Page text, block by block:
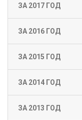
ЗА 2017 ГОД
ЗА 2016 ГОД
ЗА 2015 ГОД
ЗА 2014 ГОД
ЗА 2013 ГОД